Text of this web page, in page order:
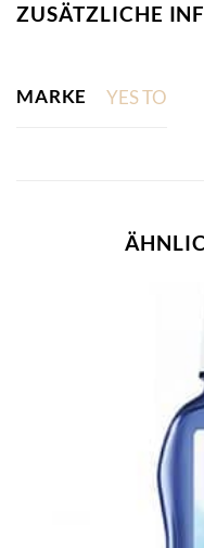
ZUSÄTZLICHE
MARKE YES TO